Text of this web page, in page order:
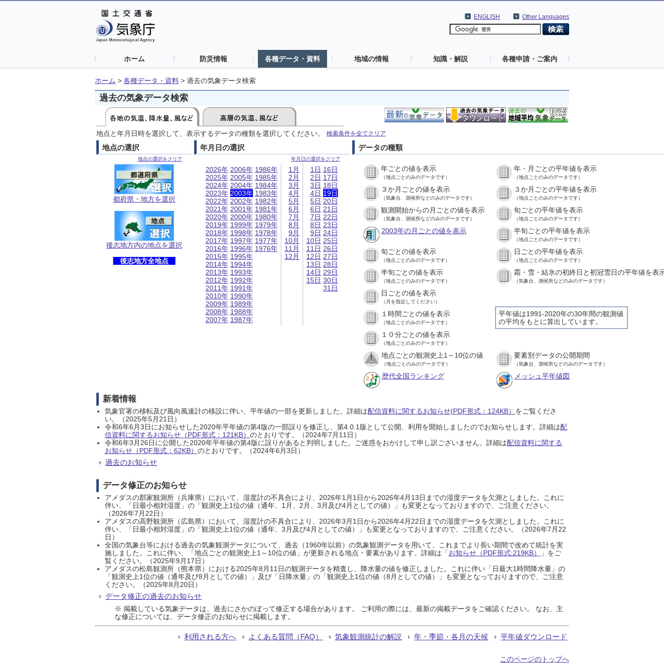
Other Languages
ENGLISH
ホーム 防災情報 各種データ・資料 地域の情報 知識・解説 各種申請・ご案内
ホーム > 各種データ・資料 > 過去の気象データ検索
過去の気象データ検索
地点と年月日時を選択して、表示するデータの種類を選択してください。 検索条件を全てクリア
地点の選択
地点の選択をクリア
都府県・地方を選択
後志地方内の地点を選択
後志地方全地点
年月日の選択
年月日の選択をクリア
2026年
2025年
2024年
2023年
2022年
2021年
2020年
2019年
2018年
2017年
2016年
2015年
2014年
2013年
2012年
2011年
2010年
2009年
2008年
2007年
2006年
2005年
2004年
2003年
2002年
2001年
2000年
1999年
1998年
1997年
1996年
1995年
1994年
1993年
1992年
1991年
1990年
1989年
1988年
1987年
1986年
1985年
1984年
1983年
1982年
1981年
1980年
1979年
1978年
1977年
1976年
1月
2月
3月
4月
5月
6月
7月
8月
9月
10月
11月
12月
1日
2日
3日
4日
5日
6日
7日
8日
9日
10日
11日
12日
13日
14日
15日
16日
17日
18日
19日
20日
21日
22日
23日
24日
25日
26日
27日
28日
29日
30日
31日
データの種類
年ごとの値を表示
（地点ごとのみのデータです）
年・月ごとの平年値を表示
（地点ごとのみのデータです）
３か月ごとの値を表示
（気象台、測候所などのみのデータです）
３か月ごとの平年値を表示
（地点ごとのみのデータです）
観測開始からの月ごとの値を表示
（気象台、測候所などのみのデータです）
旬ごとの平年値を表示
（地点ごとのみのデータです）
2003年の月ごとの値を表示 半旬ごとの平年値を表示
（地点ごとのみのデータです）
旬ごとの値を表示
（地点ごとのみのデータです）
日ごとの平年値を表示
（地点ごとのみのデータです）
半旬ごとの値を表示
（地点ごとのみのデータです）
霜・雪・結氷の初終日と初冠雪日の平年値を表
（気象台、測候所などのみのデータです）
日ごとの値を表示
（月を指定してください）
平年値は1991-2020年の30年間の観測値
の平均をもとに算出しています。
１時間ごとの値を表示
（地点ごとのみのデータです）
１０分ごとの値を表示
（地点ごとのみのデータです）
地点ごとの観測史上1～10位の値
（地点ごとのみのデータです）
要素別データの公開期間
（気象台、測候所などのみのデータです）
歴代全国ランキング メッシュ平年値図
新着情報
気象官署の移転及び風向風速計の移設に伴い、平年値の一部を更新しました。詳細は配信資料に関するお知らせ(PDF形式：124KB） をご覧くださ
い。（2025年5月21日）
令和6年6月3日にお知らせした2020年平年値の第4版の一部誤りを修正し、第4.0.1版として公開、利用を開始しましたのでお知らせします。詳細は配
信資料に関するお知らせ（PDF形式：121KB） のとおりです。（2024年7月11日）
令和6年3月26日に公開した2020年平年値の第4版に誤りがあると判明しました。ご迷惑をおかけして申し訳ございません。詳細は配信資料に関する
お知らせ（PDF形式：62KB） のとおりです。（2024年6月3日）
過去のお知らせ
データ修正のお知らせ
アメダスの郡家観測所（兵庫県）において、湿度計の不具合により、2026年1月1日から2026年4月13日までの湿度データを欠測としました。これに
伴い、「日最小相対湿度」の「観測史上1位の値（通年、1月、2月、3月及び4月としての値）」も変更となっておりますので、ご注意ください。
（2026年7月22日）
アメダスの高野観測所（広島県）において、湿度計の不具合により、2026年3月1日から2026年4月22日までの湿度データを欠測としました。これに
伴い、「日最小相対湿度」の「観測史上1位の値（通年、3月及び4月としての値）」も変更となっておりますので、ご注意ください。（2026年7月22
日）
全国の気象台等における過去の気象観測データについて、過去（1960年以前）の気象観測データを用いて、これまでより長い期間で改めて統計を実
施しました。これに伴い、「地点ごとの観測史上1～10位の値」が更新される地点・要素があります。詳細は「お知らせ（PDF形式:219KB）
」をご
覧ください。（2025年9月17日）
アメダスの松島観測所（熊本県）における2025年8月11日の観測データを精査し、降水量の値を修正しました。これに伴い「日最大1時間降水量」の
「観測史上1位の値（通年及び8月としての値）」及び「日降水量」の「観測史上1位の値（8月としての値）」も変更となっておりますので、ご注意
ください。（2025年8月20日）
データ修正の過去のお知らせ
※ 掲載している気象データは、過去にさかのぼって修正する場合があります。 ご利用の際には、最新の掲載データをご確認ください。 なお、主
な修正については、データ修正のお知らせに掲載します。
利用される方へ よくある質問（FAQ） 気象観測統計の解説 年・季節・各月の天候 平年値ダウンロード
このページのトップへ